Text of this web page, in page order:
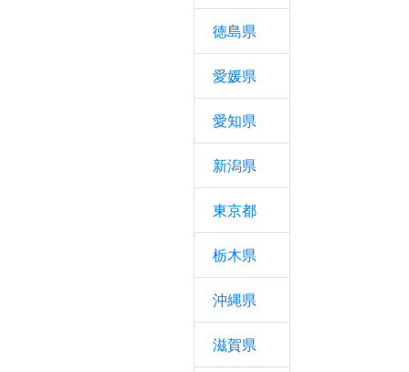
徳島県
愛媛県
愛知県
新潟県
東京都
栃木県
沖縄県
滋賀県